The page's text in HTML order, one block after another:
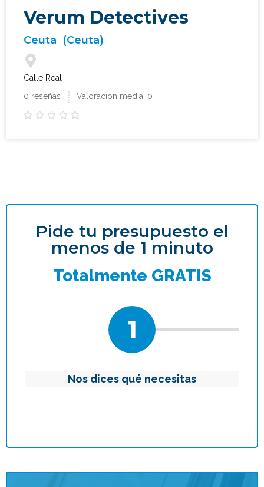
Verum Detectives
Ceuta (Ceuta)
Calle Real
0 reseñas
Valoración media: 0
    
Pide tu presupuesto el
menos de 1 minuto
Totalmente GRATIS
1
Nos dices qué necesitas